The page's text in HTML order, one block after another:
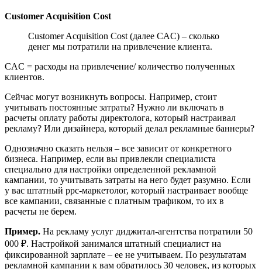
Customer Acquisition Cost
Customer Acquisition Cost (далее CAC) – сколько
денег мы потратили на привлечение клиента.
CAC = расходы на привлечение/ количество полученных
клиентов.
Сейчас могут возникнуть вопросы. Например, стоит
учитывать постоянные затраты? Нужно ли включать в
расчеты оплату работы директолога, который настраивал
рекламу? Или дизайнера, который делал рекламные баннеры?
Однозначно сказать нельзя – все зависит от конкретного
бизнеса. Например, если вы привлекли специалиста
специально для настройки определенной рекламной
кампании, то учитывать затраты на него будет разумно. Если
у вас штатный ppc-маркетолог, который настраивает вообще
все кампании, связанные с платным трафиком, то их в
расчеты не берем.
Пример. На рекламу услуг диджитал-агентства потратили 50
000 ₽. Настройкой занимался штатный специалист на
фиксированной зарплате – ее не учитываем. По результатам
рекламной кампании к вам обратилось 30 человек, из которых